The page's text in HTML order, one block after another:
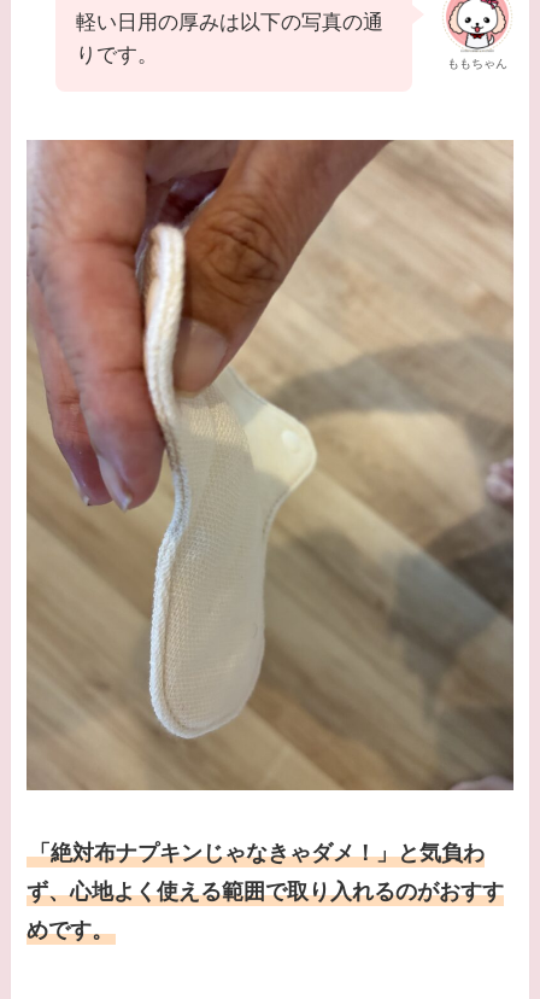
ももちゃん
軽い日用の厚みは以下の写真の通
りです。
「絶対布ナプキンじゃなきゃダメ！」と気負わ
ず、心地よく使える範囲で取り入れるのがおすす
めです。